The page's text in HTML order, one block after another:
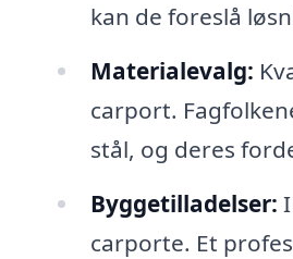
kan de foreslå
Materialevalg:
carport.
stål, og deres
Byggetilladelser:
carporte. Et